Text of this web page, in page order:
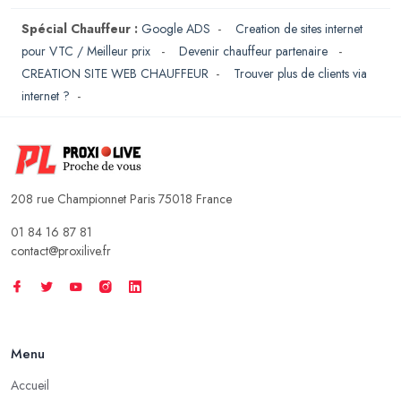
Spécial Chauffeur : Google ADS - Creation de sites internet
pour VTC / Meilleur prix
- Devenir chauffeur partenaire
-
CREATION SITE WEB CHAUFFEUR - Trouver plus de clients via
internet ? -
208 rue Championnet Paris 75018 France
01 84 16 87 81
contact@proxilive.fr
Menu
Accueil